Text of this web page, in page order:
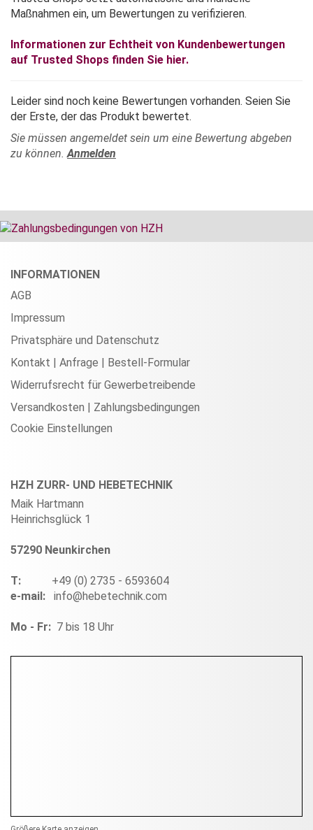
Maßnahmen ein, um Bewertungen zu verifizieren.
Informationen zur Echtheit von Kundenbewertungen
auf Trusted Shops finden Sie hier.
Leider sind noch keine Bewertungen vorhanden. Seien Sie
der Erste, der das Produkt bewertet.
Sie müssen angemeldet sein um eine Bewertung abgeben
zu können. Anmelden
INFORMATIONEN
AGB
Impressum
Privatsphäre und Datenschutz
Kontakt | Anfrage | Bestell-Formular
Widerrufsrecht für Gewerbetreibende
Versandkosten | Zahlungsbedingungen
Cookie Einstellungen
HZH ZURR- UND HEBETECHNIK
Maik Hartmann
Heinrichsglück 1
57290 Neunkirchen
T: +49 (0) 2735 - 6593604
e-mail: info@hebetechnik.com
Mo - Fr: 7 bis 18 Uhr